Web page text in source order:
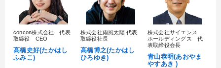
経営を改善したい 組織を強化したい リーダーの魅力向上
後継者に聞かせたい 財務・数字力の向上
販売力を強化したい
concon株式会社 代表
取締役 CEO
髙橋史好(たかはし
ふみこ)
株式会社雨風太陽 代表
取締役社長
高橋博之(たかはし
ひろゆき)
株式会社サイエンス
ホールディングス 代
表取締役会長
青山恭明(あおやま
やすあき )